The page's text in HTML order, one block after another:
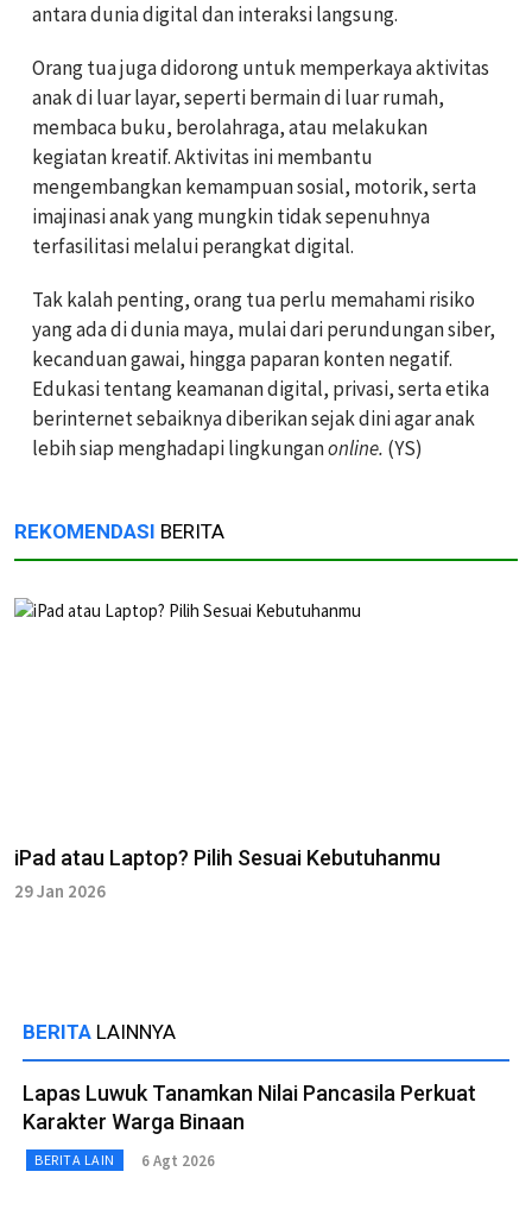
antara dunia digital dan interaksi langsung.
Orang tua juga didorong untuk memperkaya aktivitas
anak di luar layar, seperti bermain di luar rumah,
membaca buku, berolahraga, atau melakukan
kegiatan kreatif. Aktivitas ini membantu
mengembangkan kemampuan sosial, motorik, serta
imajinasi anak yang mungkin tidak sepenuhnya
terfasilitasi melalui perangkat digital.
Tak kalah penting, orang tua perlu memahami risiko
yang ada di dunia maya, mulai dari perundungan siber,
kecanduan gawai, hingga paparan konten negatif.
Edukasi tentang keamanan digital, privasi, serta etika
berinternet sebaiknya diberikan sejak dini agar anak
lebih siap menghadapi lingkunganonline. (YS)
REKOMENDASI BERITA
iPad atau Laptop? Pilih Sesuai Kebutuhanmu
29 Jan 2026
BERITA LAINNYA
Lapas Luwuk Tanamkan Nilai Pancasila Perkuat
Karakter Warga Binaan
BERITA LAIN 6 Agt 2026